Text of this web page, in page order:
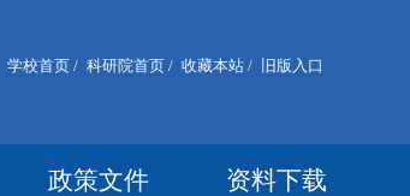
学校首页 / 科研院首页 / 收藏本站 / 旧版入口
政策文件 资料下载